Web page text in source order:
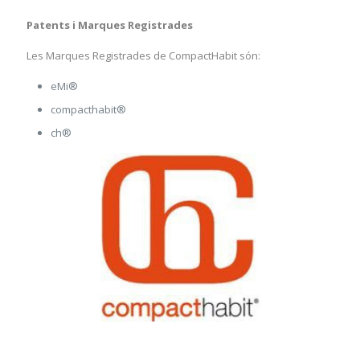
Patents i Marques Registrades
Les Marques Registrades de CompactHabit són:
eMi®
compacthabit®
ch®